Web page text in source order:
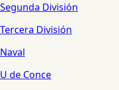
Segunda División
Tercera División
Naval
U de Conce